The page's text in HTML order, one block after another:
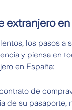
extranjero en
los pasos a
y piensa en
en España:
de
de su pasaporte,